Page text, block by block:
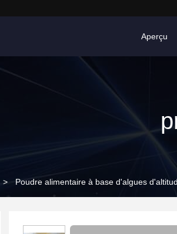
Aperçu
> Poudre alimentaire à base d'algues